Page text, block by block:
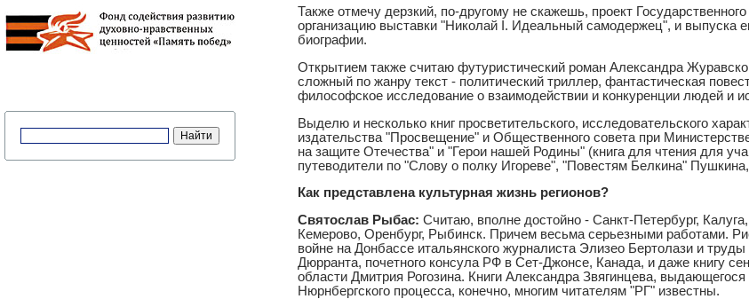
Также отмечу дерзкий, по-другому не скажешь, проект
организацию выставки "Николай I. Идеальный самодержец", и выпуска
биографии.
Открытием также считаю футуристический роман Александра
сложный по жанру текст - политический триллер, фантастическая
философское исследование о взаимодействии и конкуренции людей и
Выделю и несколько книг просветительского, исследовательского
издательства "Просвещение" и Общественного совета при
на защите Отечества" и "Герои нашей Родины" (книга для чтения для
путеводители по "Слову о полку Игореве", "Повестям Белкина"
Как представлена культурная жизнь регионов?
Святослав Рыбас: Считаю, вполне достойно - Санкт-Петербург,
Кемерово, Оренбург, Рыбинск. Причем весьма серьезными работами.
войне на Донбассе итальянского журналиста Элизео Бертолази и
Дюрранта, почетного консула РФ в Сет-Джонсе, Канада, и даже книгу
области Дмитрия Рогозина. Книги Александра Звягинцева,
Нюрнбергского процесса, конечно, многим читателям "РГ" известны.